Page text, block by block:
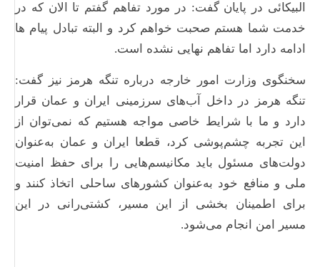
البیکائی در پایان گفت: در مورد تفاهم گفتم تا الان که در
خدمت شما هستم صحبت خواهم کرد و البته تبادل پیام ها
ادامه دارد اما تفاهم نهایی نشده است.
سخنگوی وزارت امور خارجه درباره تنگه هرمز نیز گفت:
تنگه هرمز در داخل آب‌های سرزمینی ایران و عمان قرار
دارد و ما با شرایط خاصی مواجه هستیم که نمی‌توان از
این تجربه چشم‌پوشی کرد، قطعا ایران و عمان به‌عنوان
دولت‌های مسئول باید مکانیسم‌هایی را برای حفظ امنیت
ملی و منافع خود به‌عنوان کشورهای ساحلی اتخاذ کنند و
برای اطمینان بخشی از این مسیر، کشتی‌رانی در این
مسیر امن انجام می‌شود.